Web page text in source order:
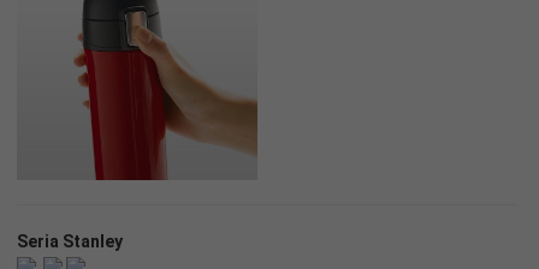
Seria Stanley